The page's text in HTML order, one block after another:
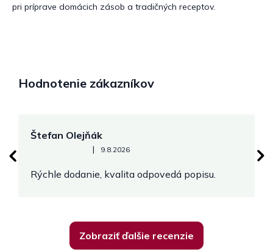
pri príprave domácich zásob a tradičných receptov.
Hodnotenie zákazníkov
Štefan Olejňák
Hodnotenie obchodu je 5 z 5 hviezdičiek.
| 9.8.2026
Rýchle dodanie, kvalita odpovedá popisu.
Zobraziť ďalšie recenzie